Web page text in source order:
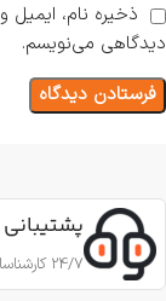
ذخیره نام، ایمیل
دیدگاهی می‌نویسم.
24/7 کارشناسان ما درخدمت شما هستند